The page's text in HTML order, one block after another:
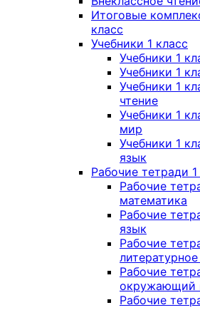
Итоговые
класс
Учебники 1 класс
Учебники 1
Учебники 1
Учебники 1
чтение
Учебники 1
мир
Учебники 1
язык
Рабочие тетради 1
Рабочие
математика
Рабочие
язык
Рабочие
Рабочие
окружающий
Рабочие